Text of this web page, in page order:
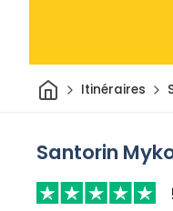
Maison
Itinéraires
Santorin